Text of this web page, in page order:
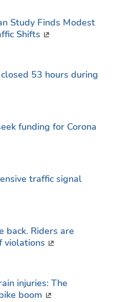
Study Finds Modest
Shifts
53 hours during
funding for Corona
traffic signal
back. Riders are
violations
injuries: The
boom